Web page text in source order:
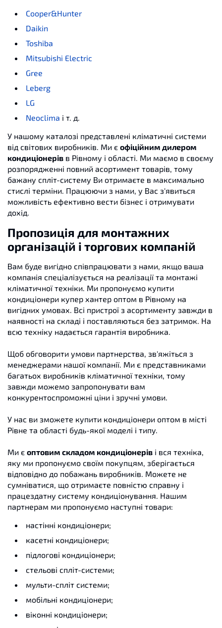
Cooper&Hunter
Daikin
Toshiba
Mitsubishi Electric
Gree
Leberg
LG
Neoclima і т. д.
У нашому каталозі представлені кліматичні системи
від світових виробників. Ми є офіційним дилером
кондиціонерів в Рівному і області. Ми маємо в своєму
розпорядженні повний асортимент товарів, тому
бажану спліт-систему Ви отримаєте в максимально
стислі терміни. Працюючи з нами, у Вас з'явиться
можливість ефективно вести бізнес і отримувати
дохід.
Пропозиція для монтажних
організацій і торгових компаній
Вам буде вигідно співпрацювати з нами, якщо ваша
компанія спеціалізується на реалізації та монтажі
кліматичної техніки. Ми пропонуємо купити
кондиціонери купер хантер оптом в Рівному на
вигідних умовах. Всі пристрої з асортименту завжди в
наявності на складі і поставляються без затримок. На
всю техніку надається гарантія виробника.
Щоб обговорити умови партнерства, зв'яжіться з
менеджерами нашої компанії. Ми є представниками
багатьох виробників кліматичної техніки, тому
завжди можемо запропонувати вам
конкурентоспроможні ціни і зручні умови.
У нас ви зможете купити кондиціонери оптом в місті
Рівне та області будь-якої моделі і типу.
Ми є оптовим складом кондиціонерів і вся техніка,
яку ми пропонуємо своїм покупцям, зберігається
відповідно до побажань виробників. Можете не
сумніватися, що отримаєте повністю справну і
працездатну систему кондиціонування. Нашим
партнерам ми пропонуємо наступні товари:
настінні кондиціонери;
касетні кондиціонери;
підлогові кондиціонери;
стельові спліт-системи;
мульти-спліт системи;
мобільні кондиціонери;
віконні кондиціонери;